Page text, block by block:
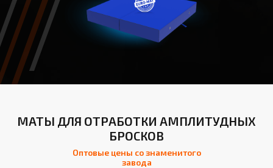
МАТЫ ДЛЯ ОТРАБОТКИ АМПЛИТУДНЫХ
БРОСКОВ
Оптовые цены со знаменитого
завода